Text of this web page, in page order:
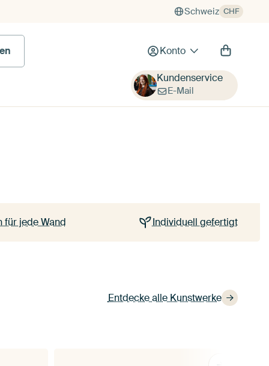
Schweiz CHF
Konto
Kundenservice
E-Mail
und auf
für jede Wand Individuell gefertigt
Entdecke alle Kunstwerke